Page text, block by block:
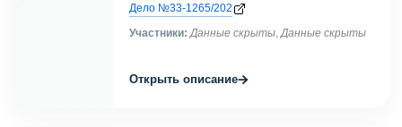
Дело №33-1265/202
Участники: Данные скрыты,Данные скрыты
Открыть описание→